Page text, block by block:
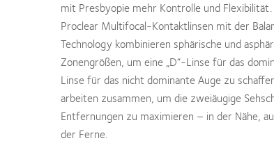
mit Presbyopie mehr Kontrolle und Flexibilität.
Proclear Multifocal-Kontaktlinsen mit der
Technology kombinieren sphärische und
Zonengrößen, um eine „D“-Linse für das
Linse für das nicht dominante Auge zu
arbeiten zusammen, um die zweiäugige
Entfernungen zu maximieren – in der Nähe,
der Ferne.